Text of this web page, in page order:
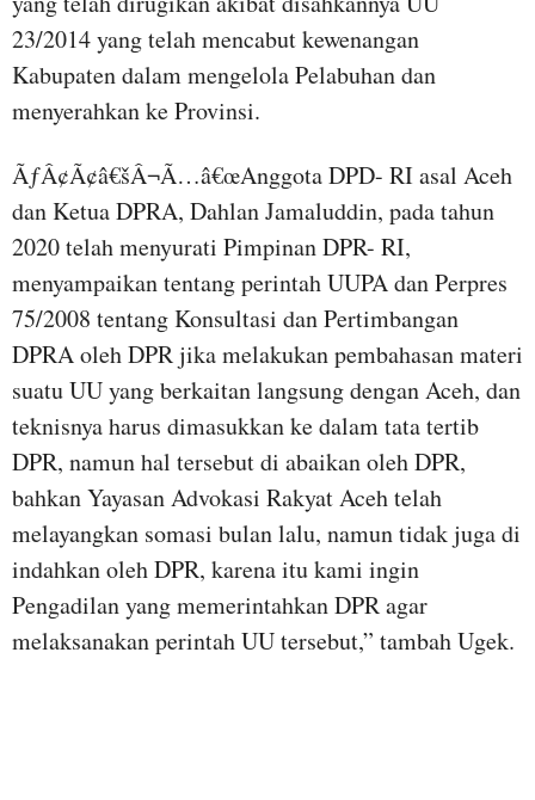
23/2014 yang telah mencabut kewenangan
Kabupaten dalam mengelola Pelabuhan dan
menyerahkan ke Provinsi.
ÃƒÂ¢Ã¢â€šÂ¬Ã…â€œAnggota DPD- RI asal Aceh
dan Ketua DPRA, Dahlan Jamaluddin, pada tahun
2020 telah menyurati Pimpinan DPR- RI,
menyampaikan tentang perintah UUPA dan Perpres
75/2008 tentang Konsultasi dan Pertimbangan
DPRA oleh DPR jika melakukan pembahasan materi
suatu UU yang berkaitan langsung dengan Aceh, dan
teknisnya harus dimasukkan ke dalam tata tertib
DPR, namun hal tersebut di abaikan oleh DPR,
bahkan Yayasan Advokasi Rakyat Aceh telah
melayangkan somasi bulan lalu, namun tidak juga di
indahkan oleh DPR, karena itu kami ingin
Pengadilan yang memerintahkan DPR agar
melaksanakan perintah UU tersebut,” tambah Ugek.